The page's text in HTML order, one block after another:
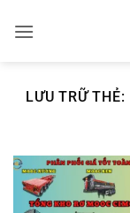
qua
LƯU TRỮ THẺ: